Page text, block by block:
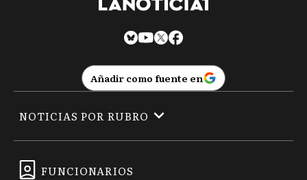
Añadir como fuente en
FUNCIONARIOS
NOTICIAS POR RUBRO